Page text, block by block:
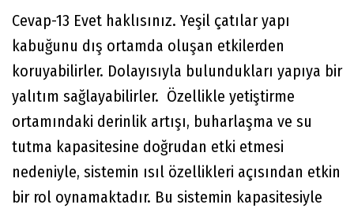
Cevap-13 Evet haklısınız. Yeşil çatılar yapı
kabuğunu dış ortamda oluşan etkilerden
koruyabilirler. Dolayısıyla bulundukları yapıya bir
yalıtım sağlayabilirler. Özellikle yetiştirme
ortamındaki derinlik artışı, buharlaşma ve su
tutma kapasitesine doğrudan etki etmesi
nedeniyle, sistemin ısıl özellikleri açısından etkin
bir rol oynamaktadır. Bu sistemin kapasitesiyle